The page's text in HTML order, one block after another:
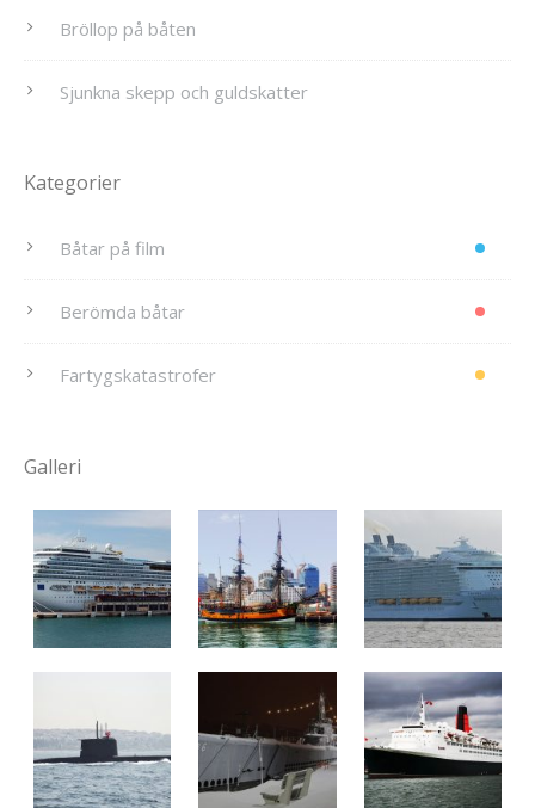
Bröllop på båten
Sjunkna skepp och guldskatter
Kategorier
Båtar på film
Berömda båtar
Fartygskatastrofer
Galleri